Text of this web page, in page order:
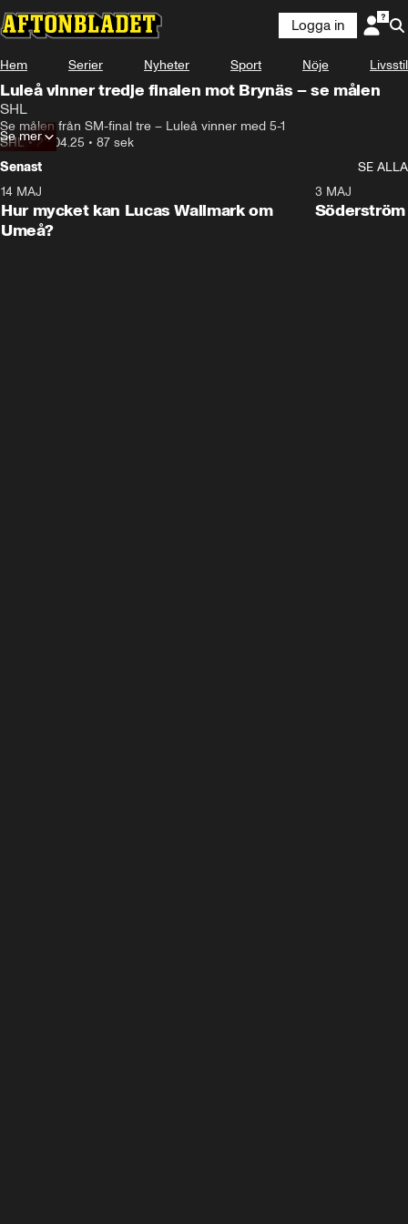
Logga in
Hem Serier Nyheter Sport Nöje Livsstil
Luleå vinner tredje finalen mot Brynäs – se målen
SHL
Se målen från SM-final tre – Luleå vinner med 5-1
SHL•23.04.25 • 87 sek
Se mer
Senast
SE ALLA
Plus
14 MAJ
Hur mycket kan Lucas Wallmark om
Umeå?
3 MAJ